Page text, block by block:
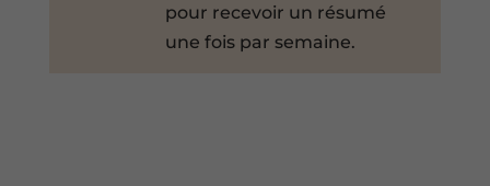
pour recevoir un résumé
une fois par semaine.